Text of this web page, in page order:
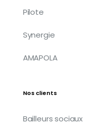
Pilote
Synergie
AMAPOLA
Nos clients
Bailleurs sociaux